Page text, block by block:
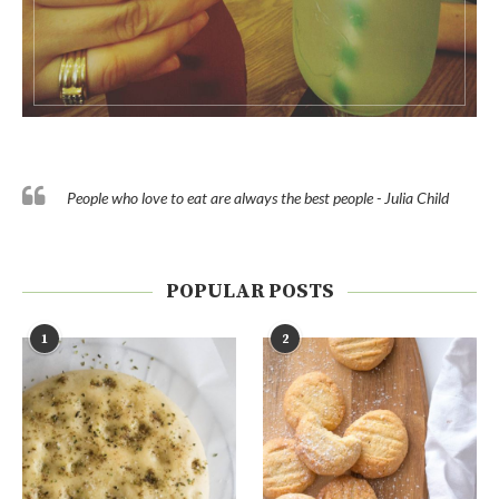
People who love to eat are always the best people - Julia Child
POPULAR POSTS
1 2